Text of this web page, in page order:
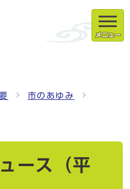
メニュー
市のあゆみ
ース（平